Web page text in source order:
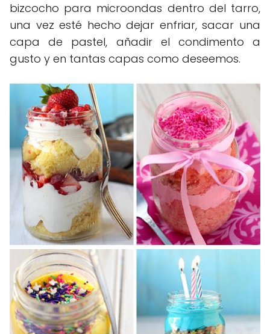
bizcocho para microondas dentro del tarro,
una vez esté hecho dejar enfriar, sacar una
capa de pastel, añadir el condimento a
gusto y en tantas capas como deseemos.